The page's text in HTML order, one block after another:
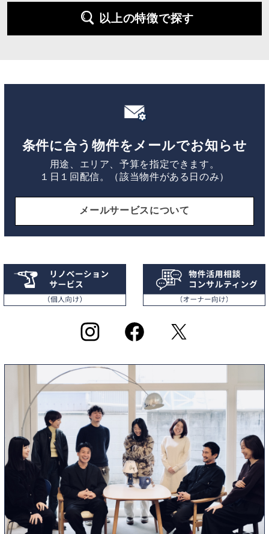
以上の特徴で探す
条件に合う物件をメールでお知らせ
用途、エリア、予算を指定できます。
１日１回配信。（該当物件がある日のみ）
メールサービスについて